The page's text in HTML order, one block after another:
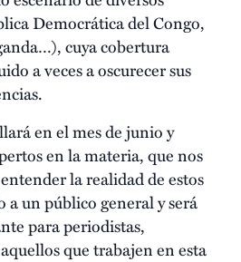
Democrática del Congo,
cuya cobertura
a veces a oscurecer sus
en el mes de junio y
en la materia, que nos
la realidad de estos
a un público general y será
para periodistas,
que trabajen en esta